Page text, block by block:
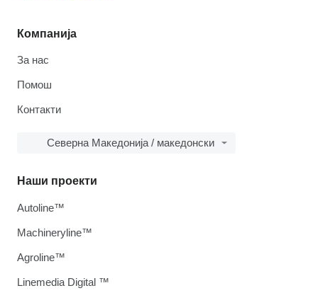
Компанија
За нас
Помош
Контакти
Северна Македонија / македонски
Наши проекти
Autoline™
Machineryline™
Agroline™
Linemedia Digital ™